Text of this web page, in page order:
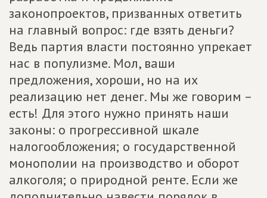
законопроектов, призванных ответить
на главный вопрос: где взять деньги?
Ведь партия власти постоянно упрекает
нас в популизме. Мол, ваши
предложения, хороши, но на их
реализацию нет денег. Мы же говорим –
есть! Для этого нужно принять наши
законы: о прогрессивной шкале
налогообложения; о государственной
монополии на производство и оборот
алкоголя; о природной ренте. Если же